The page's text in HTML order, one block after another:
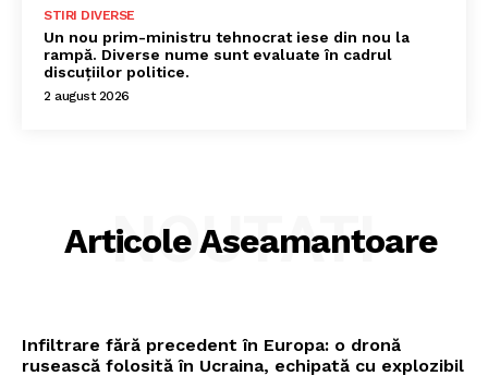
STIRI DIVERSE
Un nou prim-ministru tehnocrat iese din nou la
rampă. Diverse nume sunt evaluate în cadrul
discuțiilor politice.
2 august 2026
Articole Aseamantoare
NOUTATI
Infiltrare fără precedent în Europa: o dronă
rusească folosită în Ucraina, echipată cu explozibil